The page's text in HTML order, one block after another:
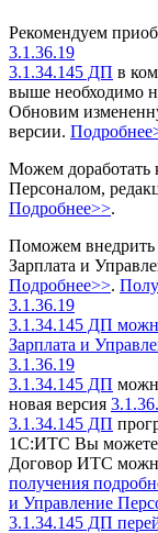
Рекомендуем
3.1.36.19
3.1.34.145 ДП в
выше необходимо
Обновим
версии.
Можем доработать
Персоналом,
Подробнее>>.
Поможем
Зарплата и
Подробнее>>.
3.1.36.19
3.1.34.145 ДП
Зарплата и
3.1.36.19
3.1.34.145 ДП
новая версия
3.1.34.145 ДП
1С:ИТС Вы можете
Договор ИТС
получения
и Управление
3.1.34.145 ДП